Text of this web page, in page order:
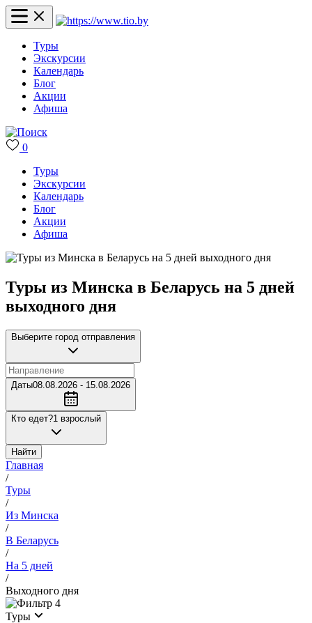
Туры
Экскурсии
Календарь
Блог
Акции
Афиша
0
Туры
Экскурсии
Календарь
Блог
Акции
Афиша
Туры из Минска в Беларусь на 5 дней
выходного дня
Выберите город отправления
Даты08.08.2026 - 15.08.2026
Кто едет?1 взрослый
Найти
Главная
/
Туры
/
Из Минска
/
В Беларусь
/
На 5 дней
/
Выходного дня
4
Туры